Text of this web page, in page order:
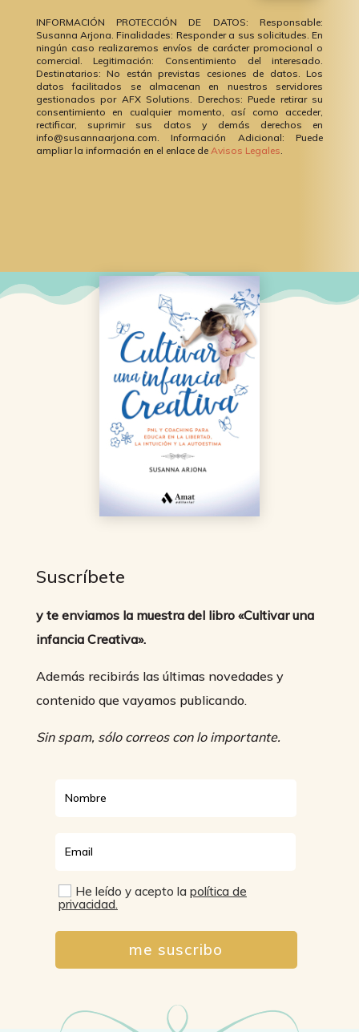
INFORMACIÓN PROTECCIÓN DE DATOS: Responsable:
Susanna Arjona. Finalidades: Responder a sus solicitudes. En
ningún caso realizaremos envíos de carácter promocional o
comercial. Legitimación: Consentimiento del interesado.
Destinatarios: No están previstas cesiones de datos. Los
datos facilitados se almacenan en nuestros servidores
gestionados por AFX Solutions. Derechos: Puede retirar su
consentimiento en cualquier momento, así como acceder,
rectificar, suprimir sus datos y demás derechos en
info@susannaarjona.com. Información Adicional: Puede
ampliar la información en el enlace de Avisos Legales
Suscríbete
y te enviamos la muestra del libro «Cultivar una
infancia Creativa».
Además recibirás las últimas novedades y
contenido que vayamos publicando.
Sin spam, sólo correos con lo importante.
He leído y acepto la política de
privacidad.
me suscribo